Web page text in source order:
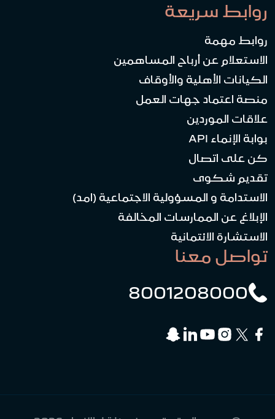
روابط سريعة
روابط مهمة
الاستعلام عن أرباح المساهمين
الكيانات الأهلية والأوقاف
منصة اعتماد جهات العمل
علاقات الموردين
بوابة الإنماء API
كن على اتصال
تقديم شكوى
الاستدامة و المسؤولية الاجتماعية (امد)
الإبلاغ عن الممارسات المخالفة
الاستشارة الائتمانية
تواصل معنا
8001208000